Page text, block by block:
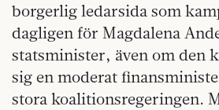
borgerlig ledarsida som
dagligen för Magdalena
statsminister, även om den
sig en moderat
stora koalitionsregeringen.